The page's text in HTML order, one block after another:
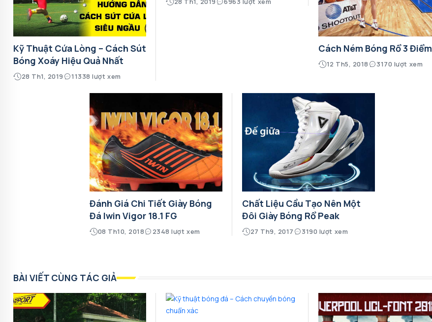
Kỹ Thuật Cứa Lòng – Cách Sút
Bóng Xoáy Hiệu Quả Nhất
28 Th1, 2019 11338 lượt xem
Cách Ném Bóng Rổ 3 Điểm
12 Th5, 2018 3170 lượt xem
Đánh Giá Chi Tiết Giày Bóng
Đá Iwin Vigor 18.1 FG
08 Th10, 2018 2348 lượt xem
Chất Liệu Cầu Tạo Nên Một
Đôi Giày Bóng Rổ Peak
27 Th9, 2017 3190 lượt xem
BÀI VIẾT CÙNG TÁC GIẢ